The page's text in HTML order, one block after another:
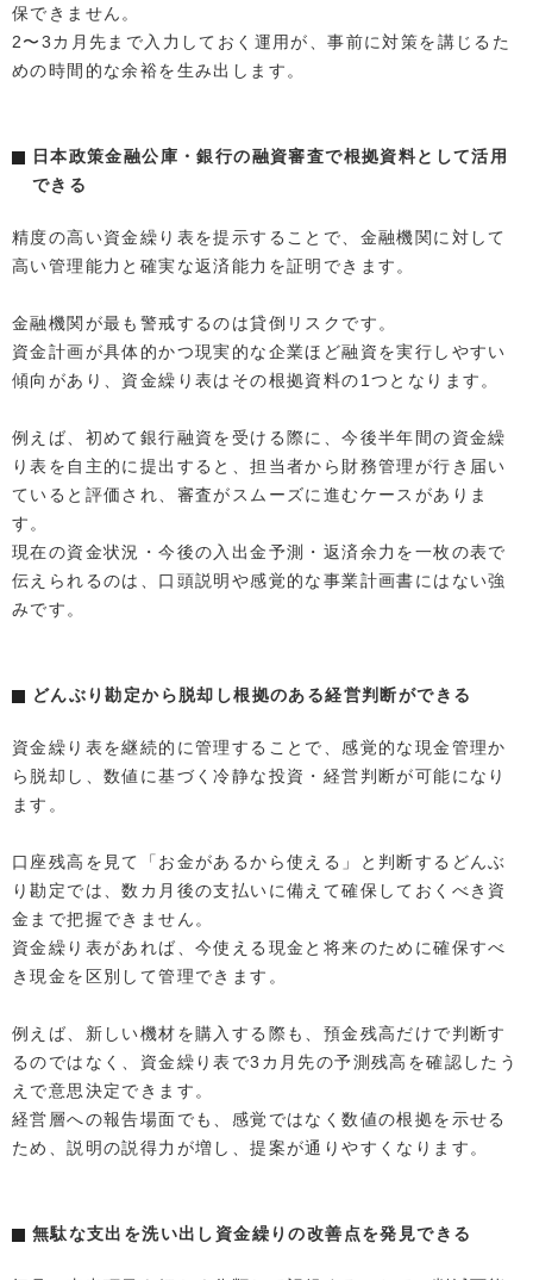
保できません。
2〜3カ月先まで入力しておく運用が、事前に対策を講じるた
めの時間的な余裕を生み出します。
日本政策金融公庫・銀行の融資審査で根拠資料として活用
できる
精度の高い資金繰り表を提示することで、金融機関に対して
高い管理能力と確実な返済能力を証明できます。
金融機関が最も警戒するのは貸倒リスクです。
資金計画が具体的かつ現実的な企業ほど融資を実行しやすい
傾向があり、資金繰り表はその根拠資料の1つとなります。
例えば、初めて銀行融資を受ける際に、今後半年間の資金繰
り表を自主的に提出すると、担当者から財務管理が行き届い
ていると評価され、審査がスムーズに進むケースがありま
す。
現在の資金状況・今後の入出金予測・返済余力を一枚の表で
伝えられるのは、口頭説明や感覚的な事業計画書にはない強
みです。
どんぶり勘定から脱却し根拠のある経営判断ができる
資金繰り表を継続的に管理することで、感覚的な現金管理か
ら脱却し、数値に基づく冷静な投資・経営判断が可能になり
ます。
口座残高を見て「お金があるから使える」と判断するどんぶ
り勘定では、数カ月後の支払いに備えて確保しておくべき資
金まで把握できません。
資金繰り表があれば、今使える現金と将来のために確保すべ
き現金を区別して管理できます。
例えば、新しい機材を購入する際も、預金残高だけで判断す
るのではなく、資金繰り表で3カ月先の予測残高を確認したう
えで意思決定できます。
経営層への報告場面でも、感覚ではなく数値の根拠を示せる
ため、説明の説得力が増し、提案が通りやすくなります。
無駄な支出を洗い出し資金繰りの改善点を発見できる